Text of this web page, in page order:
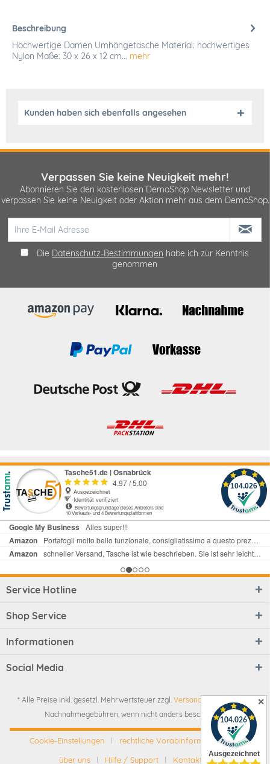
Beschreibung
Hochwertige Damen Umhängetasche Material: hochwertiges
Nylon Maße: 30 x 26 x 12 cm... mehr
Kunden haben sich ebenfalls angesehen
✕
Verpassen Sie keine Neuigkeit mehr!
Abonnieren Sie den kostenlosen DemoShop Newsletter und
verpassen Sie keine Neuigkeit oder Aktion mehr aus dem DemoShop.
Die Datenschutz-Bestimmungen habe ich zur Kenntnis
genommen
Service Hotline
Shop Service
Informationen
Social Media
* Alle Preise inkl. gesetzl. Mehrwertsteuer zzgl. Versandkosten
Nachnahmegebühren, wenn nicht anders beschrieben
Cookie-Einstellungen
rechtliche Vorabinformationen
über uns
Hilfe / Support Kontakt